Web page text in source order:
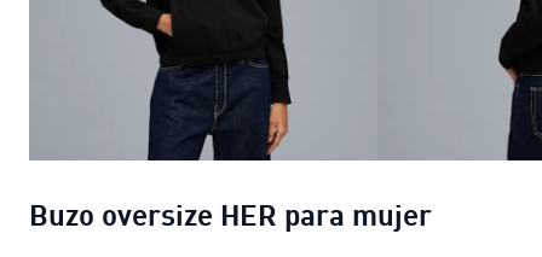
Buzo oversize HER para mujer